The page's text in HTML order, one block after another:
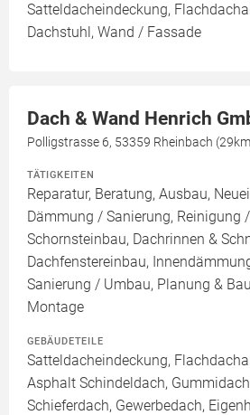
Satteldacheindeckung,
Dachstuhl, Wand / Fassade
Dach & Wand Henrich
Polligstrasse 6, 53359 Rheinbach
TÄTIGKEITEN
Reparatur, Beratung, Ausbau,
Dämmung / Sanierung, Reinigung
Schornsteinbau, Dachrinnen &
Dachfenstereinbau,
Sanierung / Umbau, Planung &
Montage
GEBÄUDETEILE
Satteldacheindeckung,
Asphalt Schindeldach,
Schieferdach, Gewerbedach,